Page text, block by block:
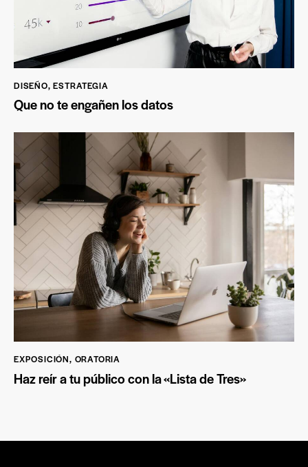
DISEÑO,ESTRATEGIA
Que no te engañen los datos
EXPOSICIÓN, ORATORIA
Haz reír a tu público con la «Lista de Tres»